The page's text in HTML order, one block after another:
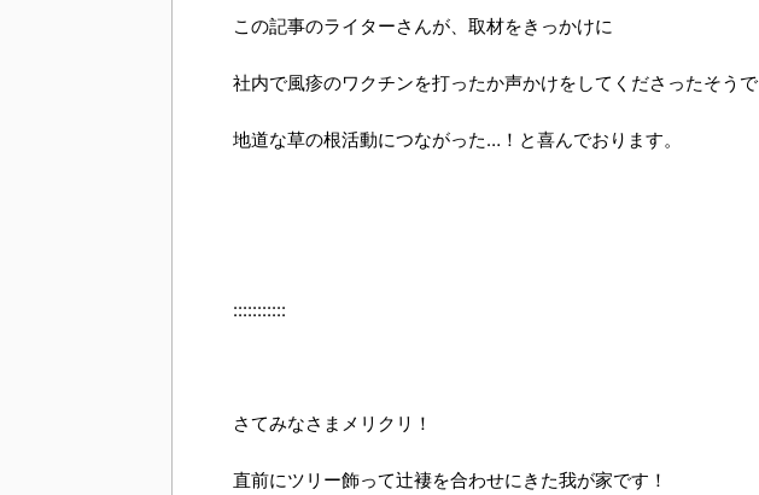
この記事のライターさんが、取材をきっかけに
社内で風疹のワクチンを打ったか声かけをしてくださったそうで
地道な草の根活動につながった…！と喜んでおります。
:::::::::::
さてみなさまメリクリ！
直前にツリー飾って辻褄を合わせにきた我が家です！